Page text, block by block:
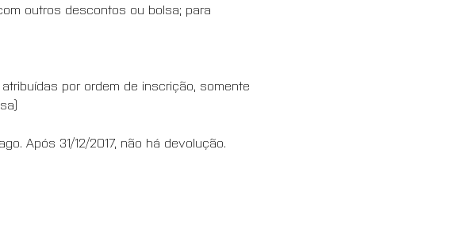
outros descontos ou bolsa; para
por ordem de inscrição, somente
Após 31/12/2017, não há devolução.